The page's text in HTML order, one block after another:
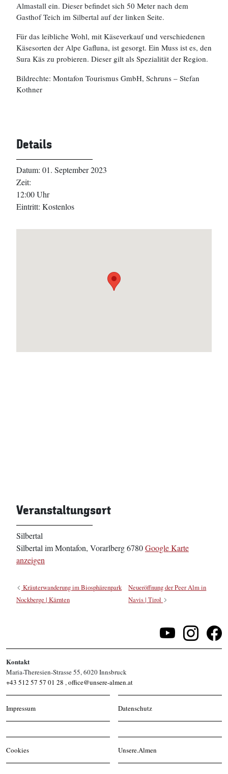
Almastall ein. Dieser befindet sich 50 Meter nach dem
Gasthof Teich im Silbertal auf der linken Seite.
Für das leibliche Wohl, mit Käseverkauf und verschiedenen
Käsesorten der Alpe Gafluna, ist gesorgt. Ein Muss ist es, den
Sura Käs zu probieren. Dieser gilt als Spezialität der Region.
Bildrechte: Montafon Tourismus GmbH, Schruns – Stefan
Kothner
Details
Datum: 01. September 2023
Zeit:
12:00 Uhr
Eintritt: Kostenlos
Veranstaltungsort
Silbertal
Silbertal im Montafon, Vorarlberg6780Google Karte
anzeigen
Kräuterwanderung im Biosphärenpark
Nockberge | Kärnten
Neueröffnung der Peer Alm in
Navis | Tirol
Kontakt
Maria-Theresien-Strasse 55, 6020 Innsbruck
+43 512 57 57 01 28 ,office@unsere-almen.at
Impressum Datenschutz
Cookies Unsere.Almen